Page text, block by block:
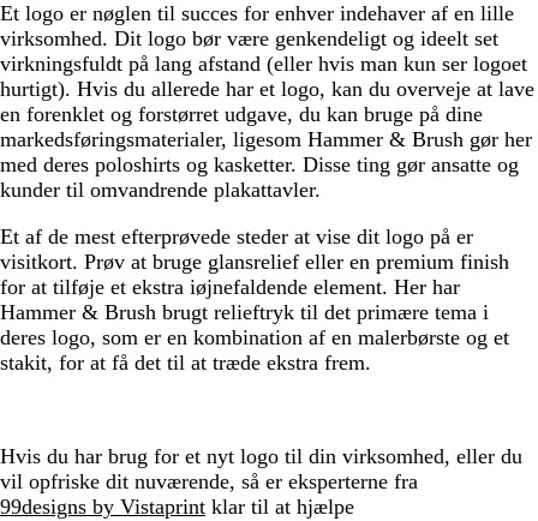
Et logo er nøglen til succes for enhver indehaver af en lille
virksomhed. Dit logo bør være genkendeligt og ideelt set
virkningsfuldt på lang afstand (eller hvis man kun ser logoet
hurtigt). Hvis du allerede har et logo, kan du overveje at lave
en forenklet og forstørret udgave, du kan bruge på dine
markedsføringsmaterialer, ligesom Hammer & Brush gør her
med deres poloshirts og kasketter. Disse ting gør ansatte og
kunder til omvandrende plakattavler.
Et af de mest efterprøvede steder at vise dit logo på er
visitkort. Prøv at bruge glansrelief eller en premium finish
for at tilføje et ekstra iøjnefaldende element. Her har
Hammer & Brush brugt relieftryk til det primære tema i
deres logo, som er en kombination af en malerbørste og et
stakit, for at få det til at træde ekstra frem.
Hvis du har brug for et nyt logo til din virksomhed, eller du
vil opfriske dit nuværende, så er eksperterne fra
99designs by Vistaprint klar til at hjælpe